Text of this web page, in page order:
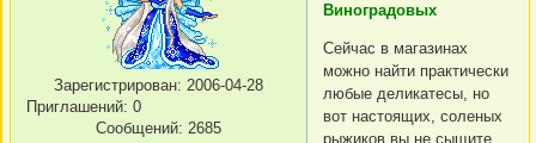
Зарегистрирован: 2006-04-28
Приглашений: 0
Сообщений: 2685
Виноградовых
Сейчас в магазинах
можно найти практически
любые деликатесы, но
вот настоящих, соленых
рыжиков вы не сыщите